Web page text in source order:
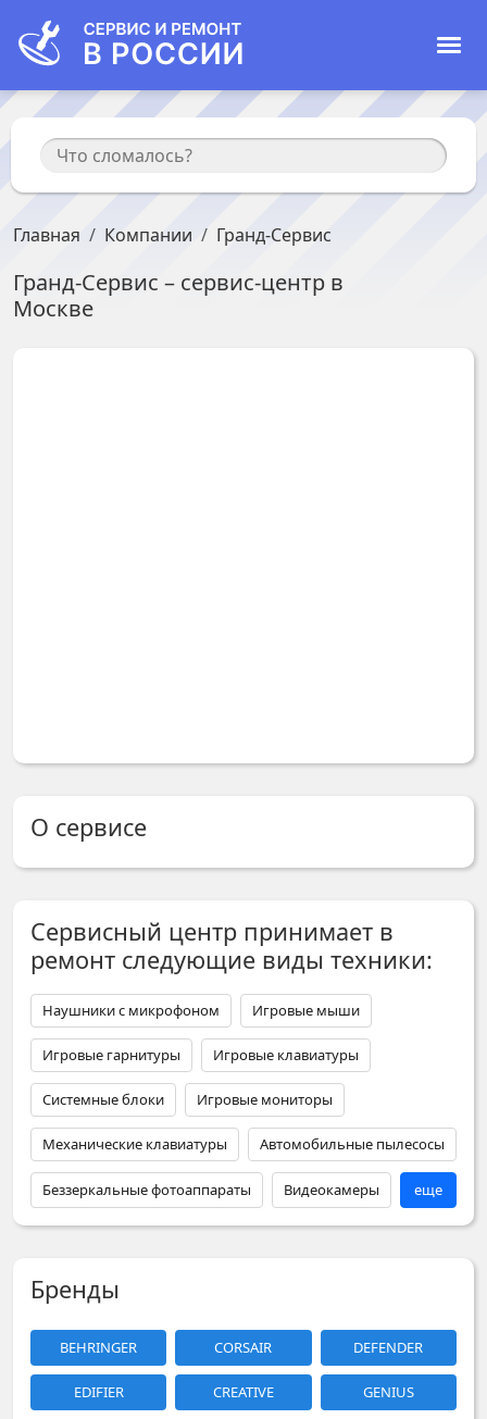
Главная Компании Гранд-Сервис
Гранд-Сервис – сервис-центр в
Москве
О сервисе
Сервисный центр принимает в
ремонт следующие виды техники:
Наушники с микрофоном Игровые мыши
Игровые гарнитуры Игровые клавиатуры
Системные блоки Игровые мониторы
Механические клавиатуры Автомобильные пылесосы
Беззеркальные фотоаппараты Видеокамеры еще
Бренды
BEHRINGER CORSAIR DEFENDER
EDIFIER CREATIVE GENIUS